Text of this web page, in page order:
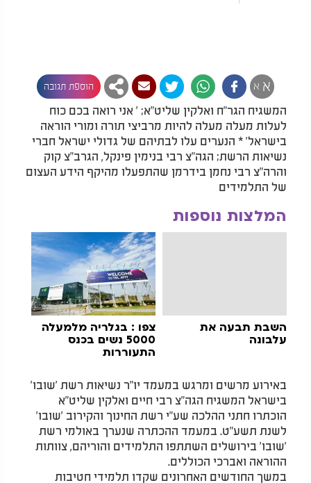
א א הוספת תגובה
המשגיח הגר"ח ואלקין שליט"א; ' אני רואה בכם כוח
לעלות מעלה מעלה להיות מרביצי תורה ומורי הוראה
בישראל' * הנערים עלו לבתיהם של גדולי ישראל חברי
נשיאות הרשת; הגה"צ רבי בנימין פינקל, הגרב"צ קוק
והרה"צ רבי נחמן בידרמן שהתפעלו מהיקף הידע העצום
של התלמידים
המלצות נוספות
השבת תבעה את
עלבונה
צפו : בגלריה מלמעלה
5000 נשים בכנס
התעוררות
באירוע מרשים ומרגש במעמד יו"ר נשיאות רשת 'שובו'
בישראל המשגיח הגה"צ רבי חיים ואלקין שליט"א
הוכתרו חתני ההלכה שע"י רשת החינוך והקירוב 'שובו'
לשנת תשע"ט. במעמד ההכתרה שנערך באולמי רשת
'שובו' בירושלים השתתפו התלמידים והוריהם, צוותות
ההוראה ואברכי הכוללים.
במשך החודשים האחרונים שקדו תלמידי חטיבות